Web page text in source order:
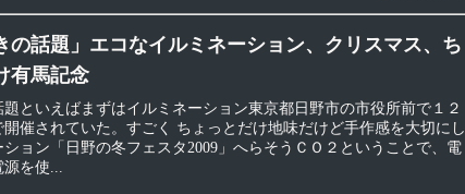
の話題」エコなイルミネーション、クリスマス、ち
有馬記念
題といえばまずはイルミネーション東京都日野市の市役所前で１２
開催されていた。すごく ちょっとだけ地味だけど手作感を大切にし
ション「日野の冬フェスタ2009」へらそうＣＯ２ということで、電
源を使...